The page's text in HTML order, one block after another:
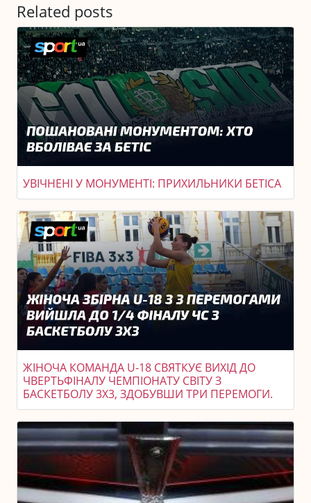
Related posts
УВІЧНЕНІ У МОНУМЕНТІ: ПРИХИЛЬНИКИ БЕТІСА
ЖІНОЧА КОМАНДА U-18 СВЯТКУЄ ВИХІД ДО
ЧВЕРТЬФІНАЛУ ЧЕМПІОНАТУ СВІТУ З
БАСКЕТБОЛУ 3X3, ЗДОБУВШИ ТРИ ПЕРЕМОГИ.